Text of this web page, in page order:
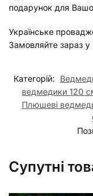
подарунок для
Українське
Замовляйте зараз у
Категорій:
ведмедики 120
Плюшеві
Супутні